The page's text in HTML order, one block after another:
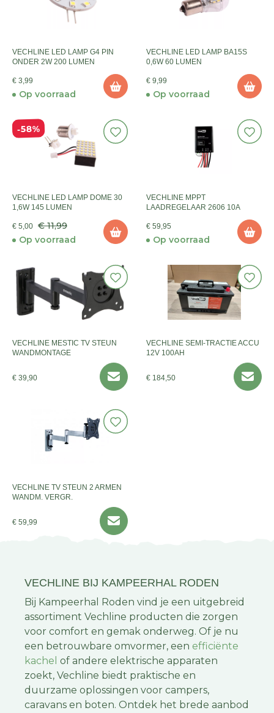
VECHLINE LED LAMP G4 PIN
ONDER 2W 200 LUMEN
€ 3,99
Op voorraad
VECHLINE LED LAMP BA15S
0,6W 60 LUMEN
€ 9,99
Op voorraad
58%
VECHLINE LED LAMP DOME 30
1,6W 145 LUMEN
€ 5,00 € 11,99
Op voorraad
VECHLINE MPPT
LAADREGELAAR 2606 10A
€ 59,95
Op voorraad
VECHLINE MESTIC TV STEUN
WANDMONTAGE
€ 39,90
VECHLINE SEMI-TRACTIE ACCU
12V 100AH
€ 184,50
VECHLINE TV STEUN 2 ARMEN
WANDM. VERGR.
€ 59,99
VECHLINE BIJ KAMPEERHAL RODEN
Bij Kampeerhal Roden vind je een uitgebreid
assortiment Vechline producten die zorgen
voor comfort en gemak onderweg. Of je nu
een betrouwbare omvormer, een efficiënte
kachel of andere elektrische apparaten
zoekt, Vechline biedt praktische en
duurzame oplossingen voor campers,
caravans en boten. Ontdek het brede aanbod